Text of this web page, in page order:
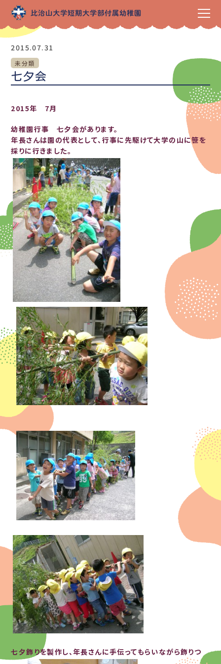
2015.07.31
未分類
七夕会
2015年 7月
幼稚園行事 七夕会があります。
年長さんは園の代表として、行事に先駆けて大学の山に笹を
採りに行きました。
七夕飾りを製作し、年長さんに手伝ってもらいながら飾りつ